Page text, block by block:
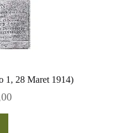
1, 28 Maret 1914)